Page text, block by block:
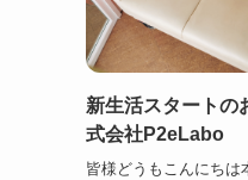
新生活スタート
式会社P2eLabo
皆様どうもこんにちは